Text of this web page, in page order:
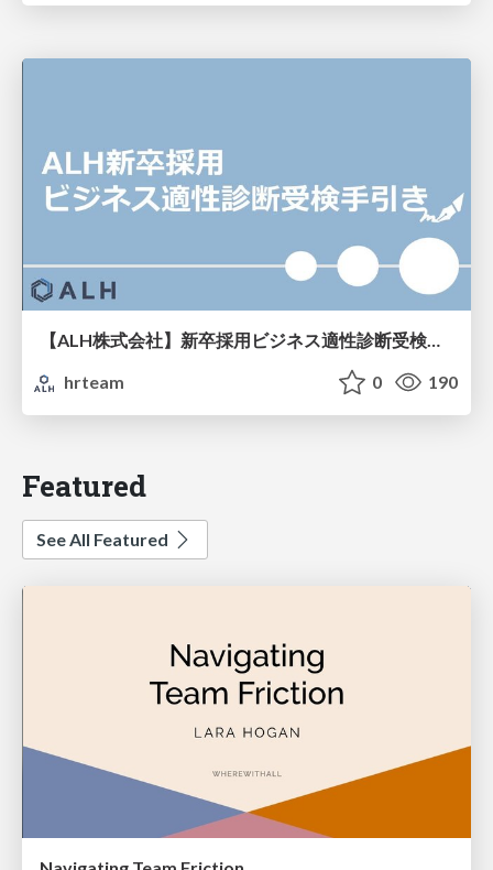
【ALH株式会社】新卒採用ビジネス適性診断受検手引き
hrteam
0 190
Featured
See All Featured